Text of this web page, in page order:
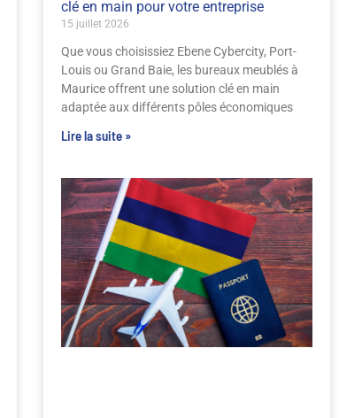
clé en main pour votre entreprise
15 juillet 2026
Que vous choisissiez Ebene Cybercity, Port-
Louis ou Grand Baie, les bureaux meublés à
Maurice offrent une solution clé en main
adaptée aux différents pôles économiques
Lire la suite »